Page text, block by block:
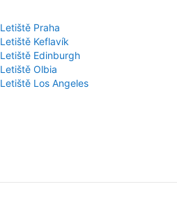
Letiště Praha
Letiště Keflavík
Letiště Edinburgh
Letiště Olbia
Letiště Los Angeles